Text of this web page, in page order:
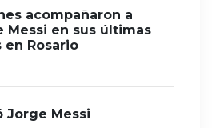
acompañaron a
Messi en sus últimas
en Rosario
Jorge Messi